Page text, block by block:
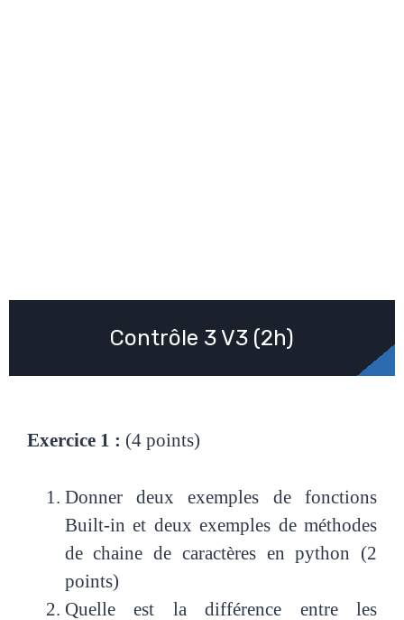
Contrôle 3 V3 (2h)
Exercice 1 : (4 points)
Donner deux exemples de fonctions
Built-in et deux exemples de méthodes
de chaine de caractères en python (2
points)
Quelle est la différence entre les